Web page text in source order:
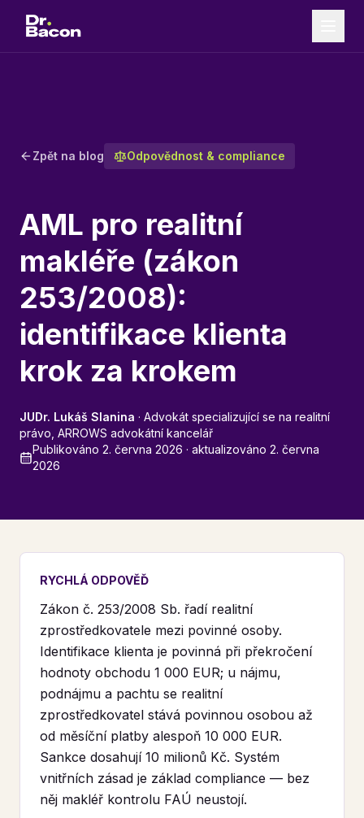
Zpět na blog Odpovědnost & compliance
AML pro realitní
makléře (zákon
253/2008):
identifikace klienta
krok za krokem
JUDr. Lukáš Slanina · Advokát specializující se na realitní
právo, ARROWS advokátní kancelář
Publikováno 2. června 2026 · aktualizováno 2. června
2026
RYCHLÁ ODPOVĚĎ
Zákon č. 253/2008 Sb. řadí realitní
zprostředkovatele mezi povinné osoby.
Identifikace klienta je povinná při překročení
hodnoty obchodu 1 000 EUR; u nájmu,
podnájmu a pachtu se realitní
zprostředkovatel stává povinnou osobou až
od měsíční platby alespoň 10 000 EUR.
Sankce dosahují 10 milionů Kč. Systém
vnitřních zásad je základ compliance — bez
něj makléř kontrolu FAÚ neustojí.